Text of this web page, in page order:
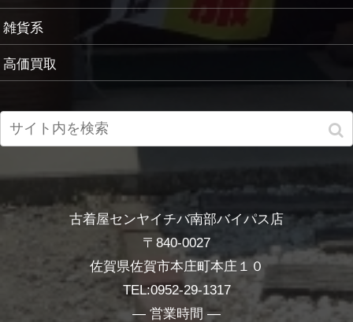
雑貨系
高価買取
古着屋センヤイチバ南部バイパス店
〒840-0027
佐賀県佐賀市本庄町本庄１０
TEL:0952-29-1317
― 営業時間 ―